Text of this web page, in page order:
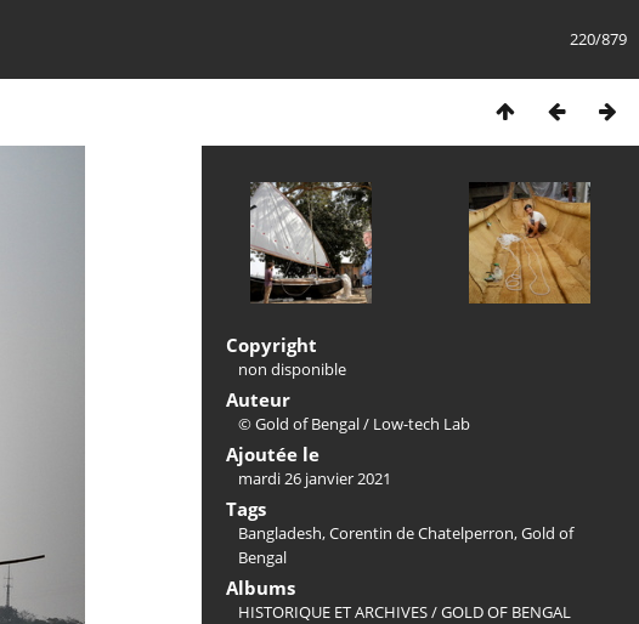
220/879
Copyright
non disponible
Auteur
© Gold of Bengal / Low-tech Lab
Ajoutée le
mardi 26 janvier 2021
Tags
Bangladesh,Corentin de Chatelperron,Gold of
Bengal
Albums
HISTORIQUE ET ARCHIVES/GOLD OF BENGAL